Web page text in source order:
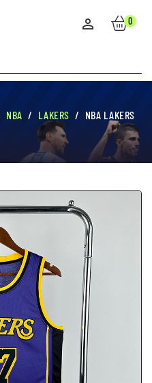
0

NBA LAKERS
NBA LAKERS